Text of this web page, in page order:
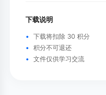
下载说明
下载将扣除 30 积分
积分不可退还
文件仅供学习交流